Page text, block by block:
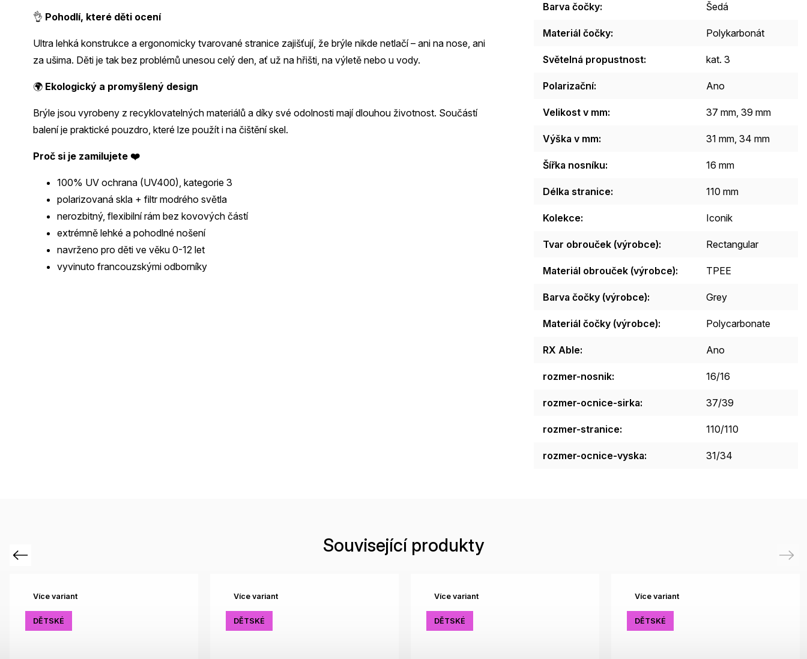
👌 Pohodlí, které děti ocení
Ultra lehká konstrukce a ergonomicky tvarované stranice zajišťují, že brýle nikde netlačí – ani na nose, ani
za ušima. Děti je tak bez problémů unesou celý den, ať už na hřišti, na výletě nebo u vody.
🌍 Ekologický a promyšlený design
Brýle jsou vyrobeny z recyklovatelných materiálů a díky své odolnosti mají dlouhou životnost. Součástí
balení je praktické pouzdro, které lze použít i na čištění skel.
Proč si je zamilujete ❤️
100% UV ochrana (UV400), kategorie 3
polarizovaná skla + filtr modrého světla
nerozbitný, flexibilní rám bez kovových částí
extrémně lehké a pohodlné nošení
navrženo pro děti ve věku 0-12 let
vyvinuto francouzskými odborníky
Barva čočky: Šedá
Materiál čočky: Polykarbonát
Světelná propustnost: kat. 3
Polarizační: Ano
Velikost v mm: 37 mm, 39 mm
Výška v mm: 31 mm, 34 mm
Šířka nosníku: 16 mm
Délka stranice: 110 mm
Kolekce: Iconik
Tvar obrouček (výrobce): Rectangular
Materiál obrouček (výrobce): TPEE
Barva čočky (výrobce): Grey
Materiál čočky (výrobce): Polycarbonate
RX Able: Ano
rozmer-nosnik: 16/16
rozmer-ocnice-sirka: 37/39
rozmer-stranice: 110/110
rozmer-ocnice-vyska: 31/34
Související produkty
Previous
Více variant
DĚTSKÉ
Více variant
DĚTSKÉ
Více variant
DĚTSKÉ
Více variant
DĚTSKÉ
Next